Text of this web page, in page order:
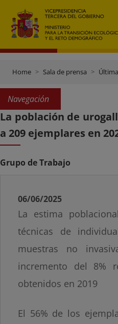
Home Sala de prensa
Navegación
La población de
a 209 ejemplares en
Grupo de Trabajo
06/06/2025
La estima
técnicas de
muestras no
incremento del 8%
obtenidos en 2019
El 56% de los